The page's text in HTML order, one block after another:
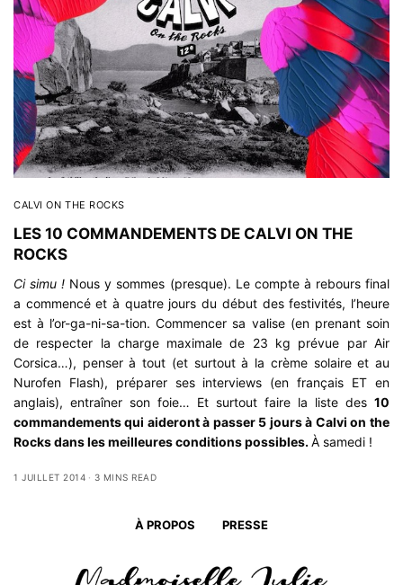
CALVI ON THE ROCKS
LES 10 COMMANDEMENTS DE CALVI ON THE
ROCKS
Ci simu ! Nous y sommes (presque). Le compte à rebours final
a commencé et à quatre jours du début des festivités, l’heure
est à l’or-ga-ni-sa-tion. Commencer sa valise (en prenant soin
de respecter la charge maximale de 23 kg prévue par Air
Corsica…), penser à tout (et surtout à la crème solaire et au
Nurofen Flash), préparer ses interviews (en français ET en
anglais), entraîner son foie… Et surtout faire la liste des 10
commandements qui aideront à passer 5 jours à Calvi on the
Rocks dans les meilleures conditions possibles.À samedi !
1 JUILLET 2014 3 MINS READ
À PROPOS PRESSE